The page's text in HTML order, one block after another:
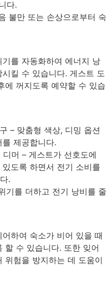
다.
불만 또는 손상으로부터 숙
를 자동화하여 에너지 낭
킬 수 있습니다. 게스트 도
에 꺼지도록 예약할 수 있습
– 맞춤형 색상, 디밍 옵션
제공합니다.
머 – 게스트가 선호도에
도록 하면서 전기 소비를
.
기를 더하고 전기 낭비를 줄
하여 숙소가 비어 있을 때
할 수 있습니다. 또한 잊어
위험을 방지하는 데 도움이